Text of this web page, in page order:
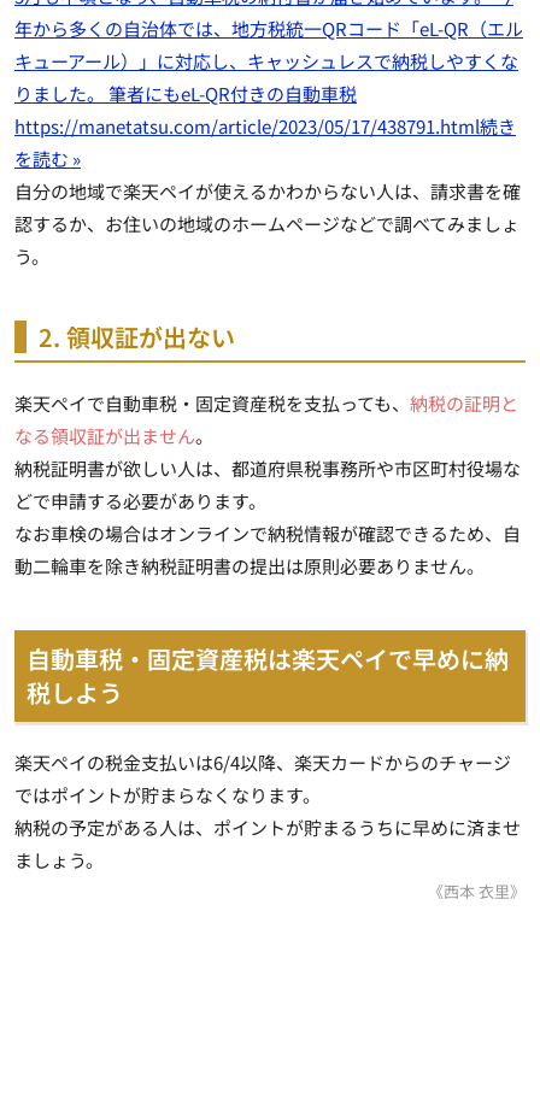
年から多くの自治体では、地方税統一QRコード「eL-QR（エル
キューアール）」に対応し、キャッシュレスで納税しやすくな
りました。 筆者にもeL-QR付きの自動車税
https://manetatsu.com/article/2023/05/17/438791.html続き
を読む »
自分の地域で楽天ペイが使えるかわからない人は、請求書を確
認するか、お住いの地域のホームページなどで調べてみましょ
う。
2. 領収証が出ない
楽天ペイで自動車税・固定資産税を支払っても、 納税の証明と
なる領収証が出ません。
納税証明書が欲しい人は、都道府県税事務所や市区町村役場な
どで申請する必要があります。
なお車検の場合はオンラインで納税情報が確認できるため、自
動二輪車を除き納税証明書の提出は原則必要ありません。
自動車税・固定資産税は楽天ペイで早めに納
税しよう
楽天ペイの税金支払いは6/4以降、楽天カードからのチャージ
ではポイントが貯まらなくなります。
納税の予定がある人は、ポイントが貯まるうちに早めに済ませ
ましょう。
《西本 衣里》